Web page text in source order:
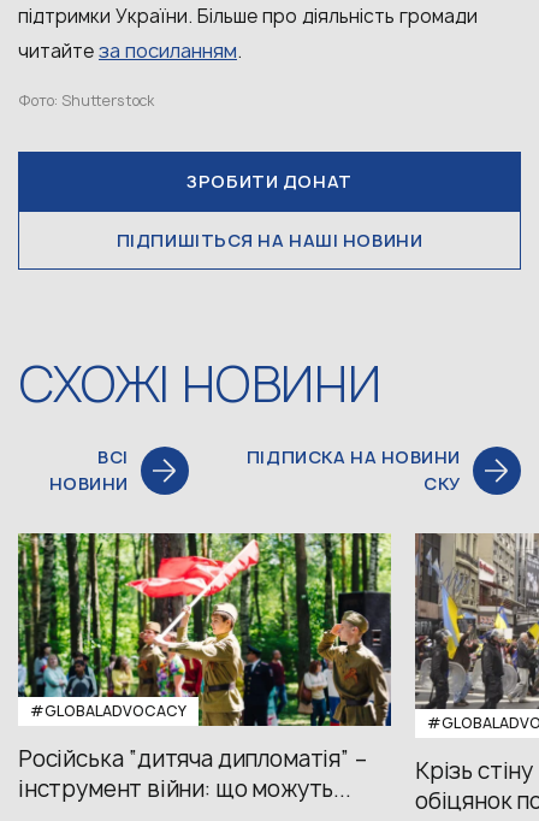
підтримки України. Більше про діяльність громади
читайтеза посиланням.
Фото: Shutterstock
ЗРОБИТИ ДОНАТ
ПІДПИШІТЬСЯ НА НАШІ НОВИНИ
СХОЖІ НОВИНИ
ВСІ
НОВИНИ
ПІДПИСКА НА НОВИНИ
СКУ
#GLOBALADVOCACY
Російська “дитяча дипломатія” –
інструмент війни: що можуть...
Крізь
обіцянок